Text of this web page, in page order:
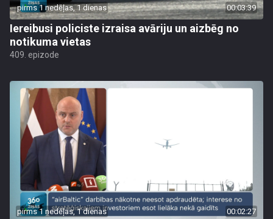
pirms 1 nedēļas, 1 dienas 00:03:39
Iereibusi policiste izraisa avāriju un aizbēg no
notikuma vietas
409. epizode
pirms 1 nedēļas, 1 dienas 00:02:27